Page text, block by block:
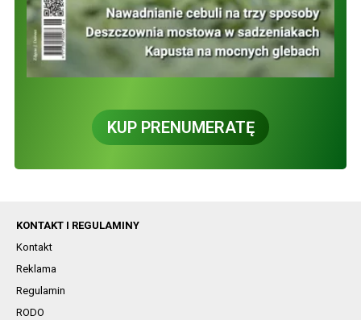
KUP PRENUMERATĘ
KONTAKT I REGULAMINY
Kontakt
Reklama
Regulamin
RODO